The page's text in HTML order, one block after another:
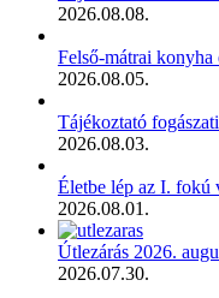
2026.08.08.
Felső-mátrai
2026.08.05.
Tájékoztató
2026.08.03.
Életbe lép az I. fokú
2026.08.01.
Útlezárás 2026.
2026.07.30.